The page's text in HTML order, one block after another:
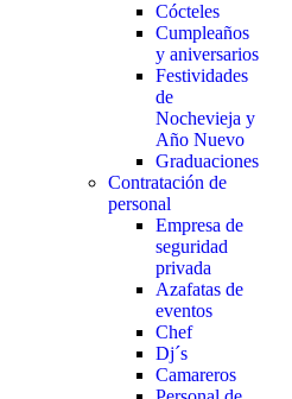
Cócteles
Cumpleaños
y aniversarios
Festividades
de
Nochevieja y
Año Nuevo
Graduaciones
Contratación de
personal
Empresa de
seguridad
privada
Azafatas de
eventos
Chef
Dj´s
Camareros